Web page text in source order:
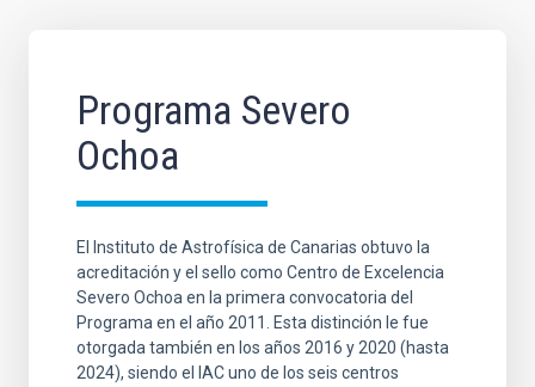
Programa Severo
Ochoa
El Instituto de Astrofísica de Canarias obtuvo la
acreditación y el sello como Centro de Excelencia
Severo Ochoa en la primera convocatoria del
Programa en el año 2011. Esta distinción le fue
otorgada también en los años 2016 y 2020 (hasta
2024), siendo el IAC uno de los seis centros